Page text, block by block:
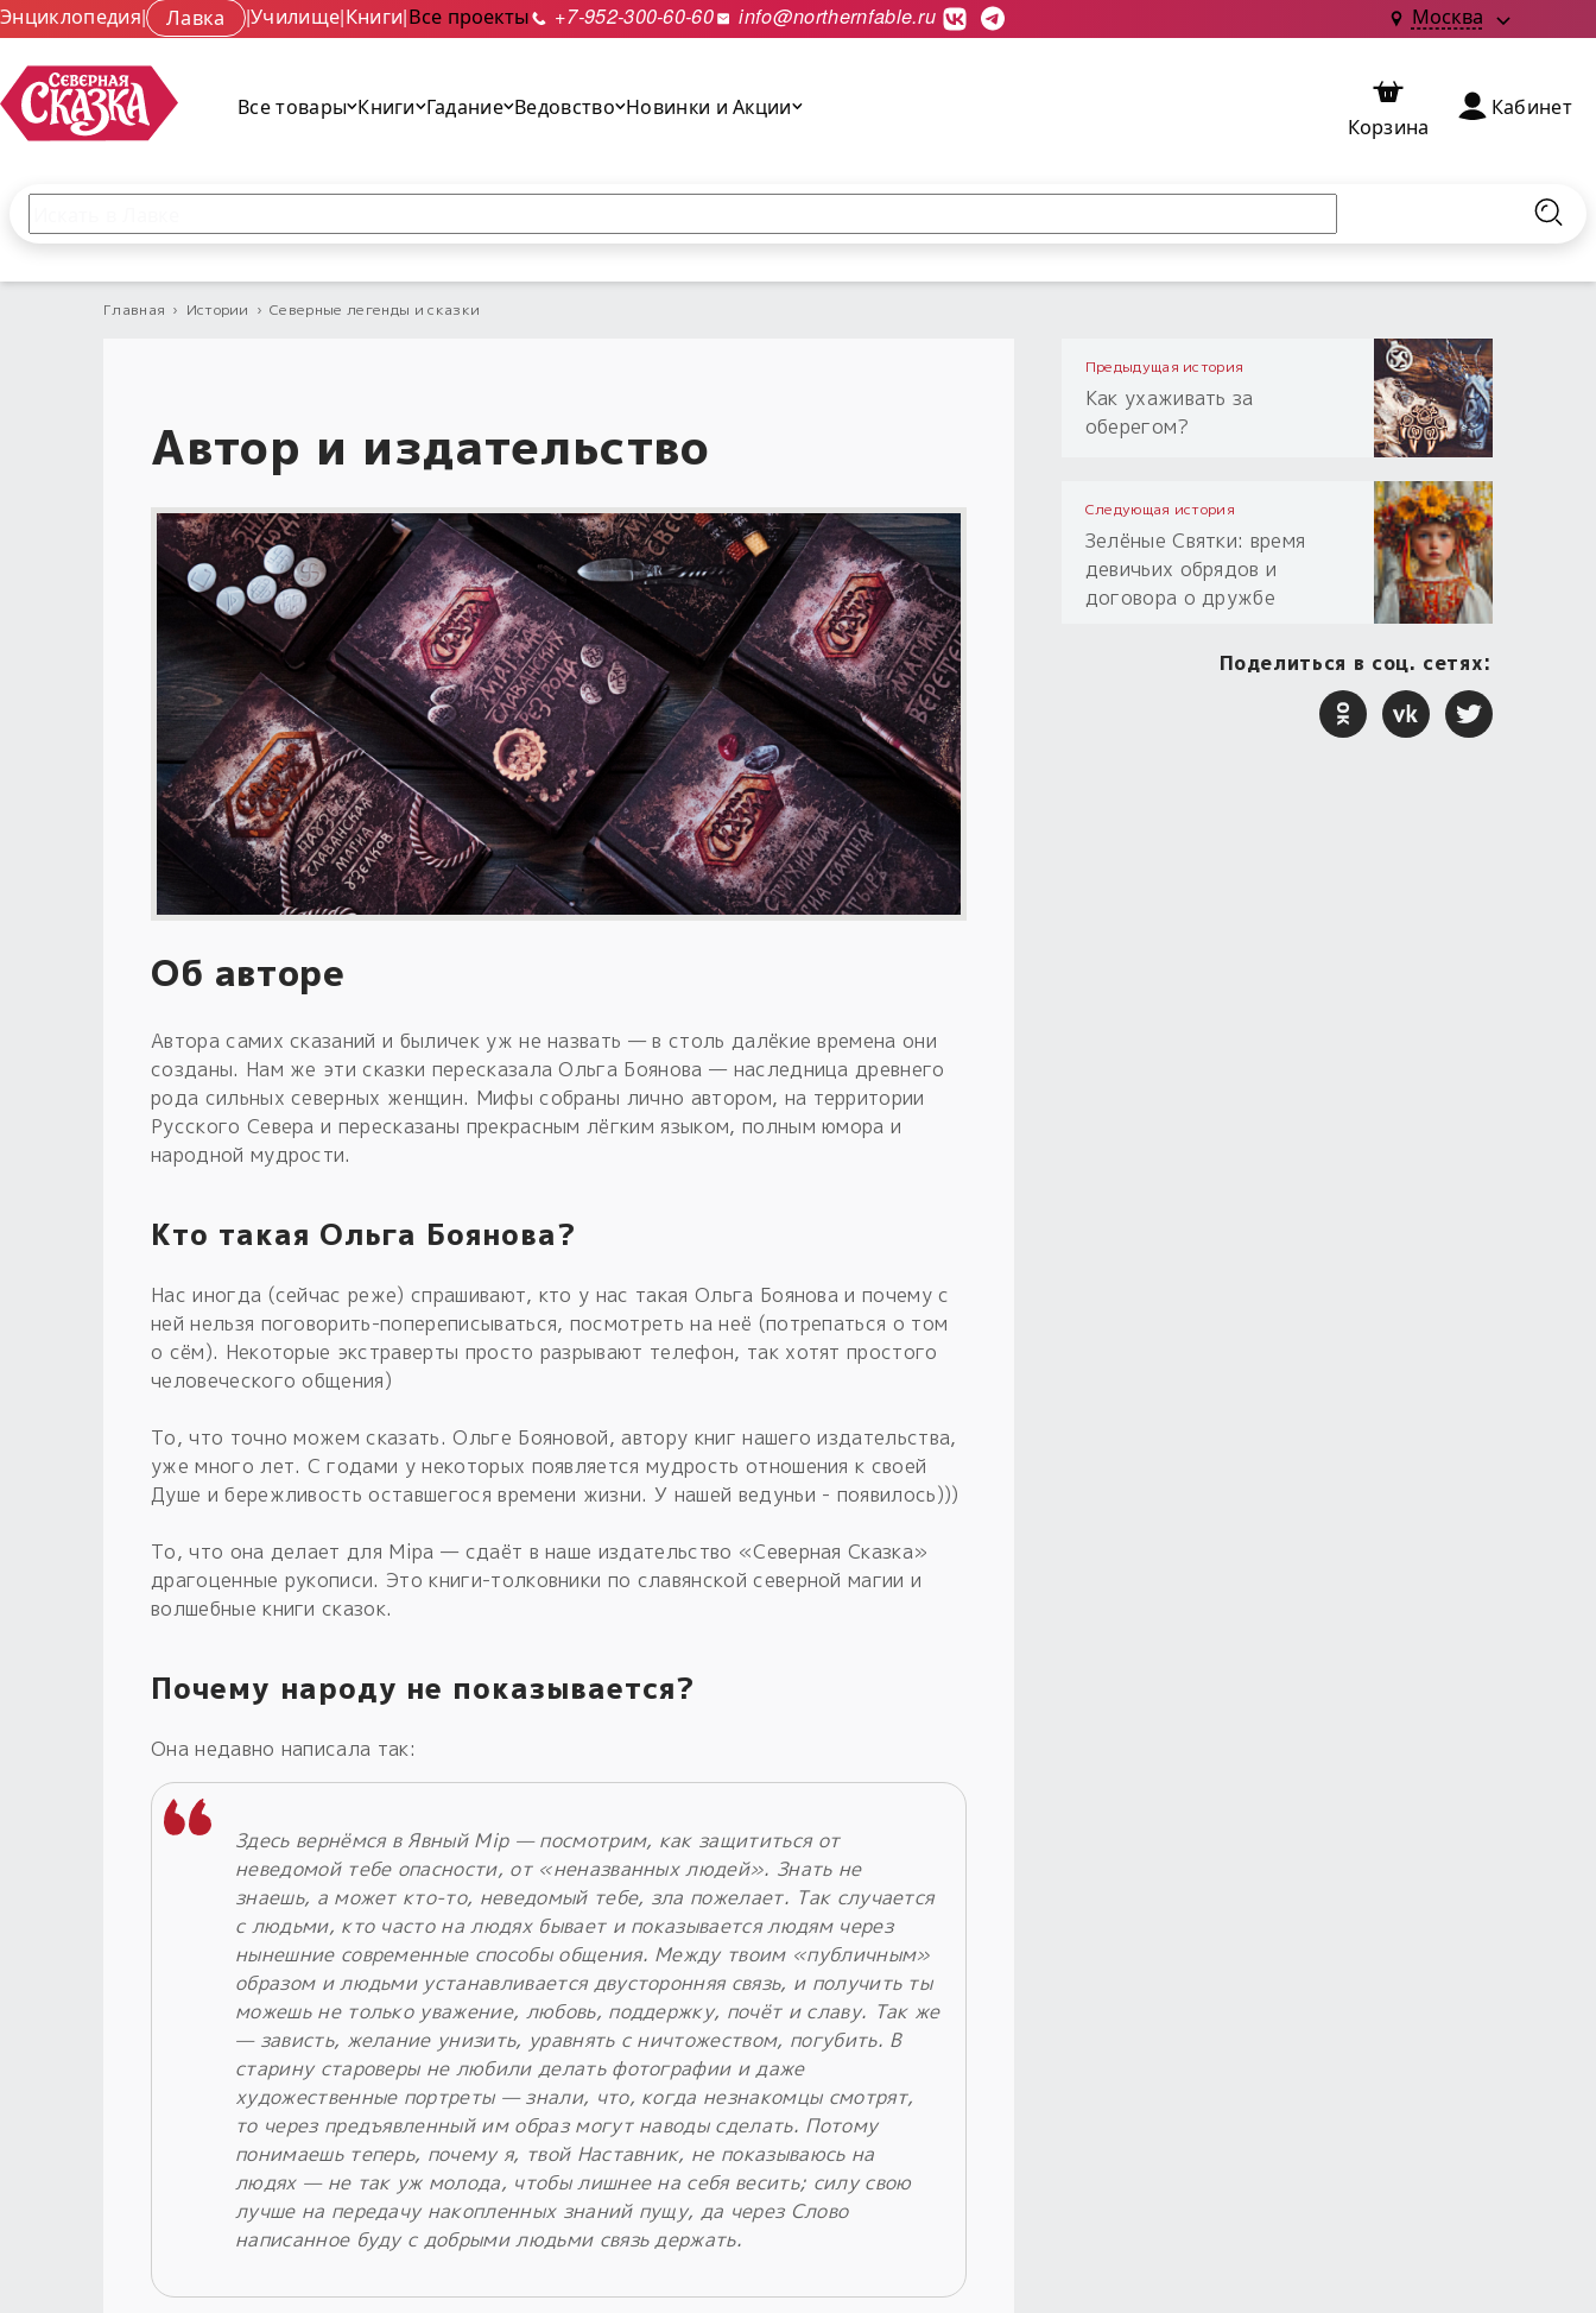
Энциклопедия| Лавка |Училище|Книги|Все проекты +7-952-300-60-60 info@northernfable.ru Москва
Все товары Книги Гадание Ведовство Новинки и Акции
Корзина
Кабинет
Главная › Истории › Северные легенды и сказки
Автор и издательство
Об авторе
Автора самих сказаний и быличек уж не назвать — в столь далёкие времена они
созданы. Нам же эти сказки пересказала Ольга Боянова — наследница древнего
рода сильных северных женщин. Мифы собраны лично автором, на территории
Русского Севера и пересказаны прекрасным лёгким языком, полным юмора и
народной мудрости.
Кто такая Ольга Боянова?
Нас иногда (сейчас реже) спрашивают, кто у нас такая Ольга Боянова и почему с
ней нельзя поговорить-попереписываться, посмотреть на неё (потрепаться о том
о сём). Некоторые экстраверты просто разрывают телефон, так хотят простого
человеческого общения)
То, что точно можем сказать. Ольге Бояновой, автору книг нашего издательства,
уже много лет. С годами у некоторых появляется мудрость отношения к своей
Душе и бережливость оставшегося времени жизни. У нашей ведуньи - появилось)))
То, что она делает для Мiра — сдаёт в наше издательство «Северная Сказка»
драгоценные рукописи. Это книги-толковники по славянской северной магии и
волшебные книги сказок.
Почему народу не показывается?
Она недавно написала так:
Здесь вернёмся в Явный Мiр — посмотрим, как защититься от
неведомой тебе опасности, от «неназванных людей». Знать не
знаешь, а может кто-то, неведомый тебе, зла пожелает. Так случается
с людьми, кто часто на людях бывает и показывается людям через
нынешние современные способы общения. Между твоим «публичным»
образом и людьми устанавливается двусторонняя связь, и получить ты
можешь не только уважение, любовь, поддержку, почёт и славу. Так же
— зависть, желание унизить, уравнять с ничтожеством, погубить. В
старину староверы не любили делать фотографии и даже
художественные портреты — знали, что, когда незнакомцы смотрят,
то через предъявленный им образ могут наводы сделать. Потому
понимаешь теперь, почему я, твой Наставник, не показываюсь на
людях — не так уж молода, чтобы лишнее на себя весить; силу свою
лучше на передачу накопленных знаний пущу, да через Слово
написанное буду с добрыми людьми связь держать.
Предыдущая история
Как ухаживать за
оберегом?
Следующая история
Зелёные Святки: время
девичьих обрядов и
договора о дружбе
Поделиться в соц. сетях: